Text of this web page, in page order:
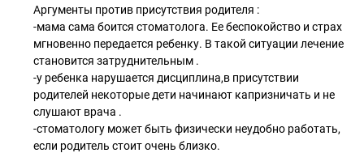
Аргументы против присутствия родителя :
-мама сама боится стоматолога. Ее беспокойство и страх
мгновенно передается ребенку. В такой ситуации лечение
становится затруднительным .
-у ребенка нарушается дисциплина,в присутствии
родителей некоторые дети начинают капризничать и не
слушают врача .
-стоматологу может быть физически неудобно работать,
если родитель стоит очень близко.